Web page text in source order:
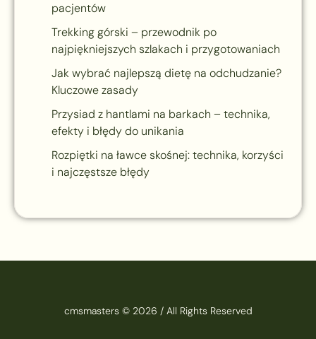
pacjentów
Trekking górski – przewodnik po
najpiękniejszych szlakach i przygotowaniach
Jak wybrać najlepszą dietę na odchudzanie?
Kluczowe zasady
Przysiad z hantlami na barkach – technika,
efekty i błędy do unikania
Rozpiętki na ławce skośnej: technika, korzyści
i najczęstsze błędy
cmsmasters © 2026 / All Rights Reserved